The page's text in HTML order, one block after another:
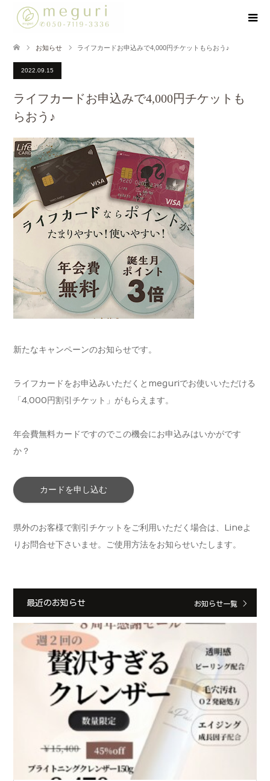
お知らせ ライフカードお申込みで4,000円チケットもらおう♪
2022.09.15
ライフカードお申込みで4,000円チケットも
らおう♪
新たなキャンペーンのお知らせです。
ライフカードをお申込みいただくとmeguriでお使いいただける
「4,000円割引チケット」がもらえます。
年会費無料カードですのでこの機会にお申込みはいかがです
か？
カードを申し込む
県外のお客様で割引チケットをご利用いただく場合は、Lineよ
りお問合せ下さいませ。ご使用方法をお知らせいたします。
最近のお知らせ お知らせ一覧